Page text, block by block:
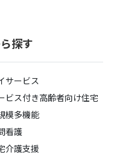
探す
サービス
ビス付き高齢者向け住宅
模多機能
看護
介護支援